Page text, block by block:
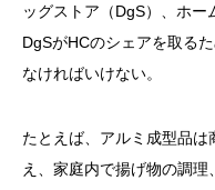
ッグストア（DgS）、ホー
DgSがHCのシェアを取る
なければいけない。
たとえば、アルミ成型品は
え、家庭内で揚げ物の調